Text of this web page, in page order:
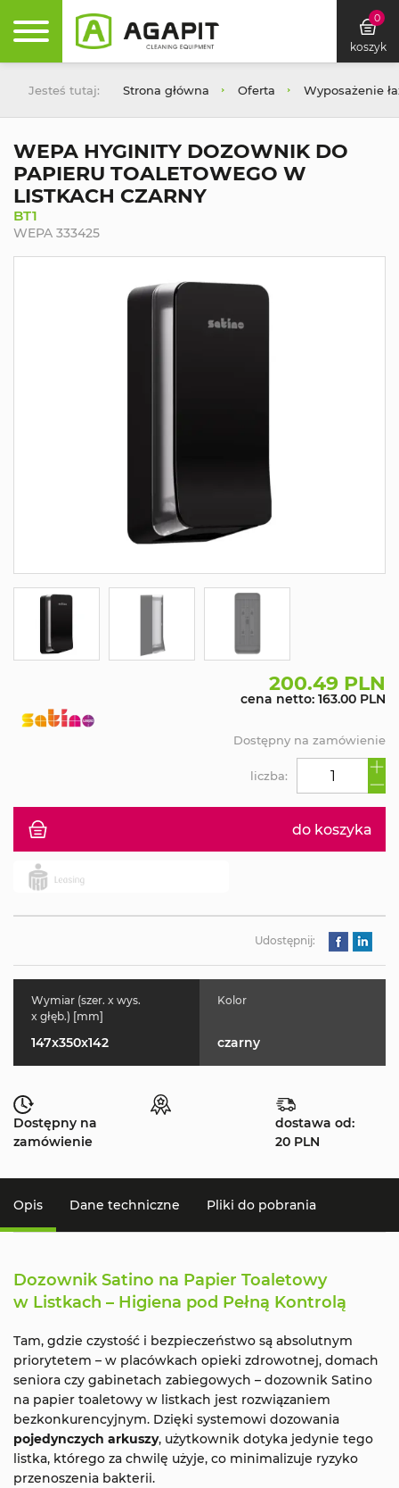
0
koszyk
Jesteś tutaj: Strona główna Oferta Wyposażenie
WEPA HYGINITY DOZOWNIK DO
PAPIERU TOALETOWEGO W
LISTKACH CZARNY
BT1
WEPA 333425
200.49 PLN
cena netto: 163.00 PLN
do koszyka
liczba:
Dostępny na zamówienie
Udostępnij:
Wymiar (szer. x wys.
x głęb.) [mm]
147x350x142
Kolor
czarny
Dostępny na
zamówienie
dostawa od:
20 PLN
Opis Dane techniczne Pliki do pobrania
Dozownik Satino na Papier Toaletowy
w Listkach – Higiena pod Pełną Kontrolą
Tam, gdzie czystość i bezpieczeństwo są absolutnym
priorytetem – w placówkach opieki zdrowotnej, domach
seniora czy gabinetach zabiegowych – dozownik Satino
na papier toaletowy w listkach jest rozwiązaniem
bezkonkurencyjnym. Dzięki systemowi dozowania
pojedynczych arkuszy, użytkownik dotyka jedynie tego
listka, którego za chwilę użyje, co minimalizuje ryzyko
przenoszenia bakterii.